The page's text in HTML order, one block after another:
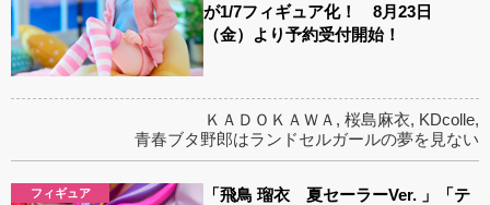
が1/7フィギュア化！ 8月23日
（金）より予約受付開始！
ＫＡＤＯＫＡＷＡ , 桜島麻衣, KDcolle,
青春ブタ野郎はランドセルガールの夢を見ない
フィギュア
「飛鳥 瑠衣 夏セーラーVer. 」「テ